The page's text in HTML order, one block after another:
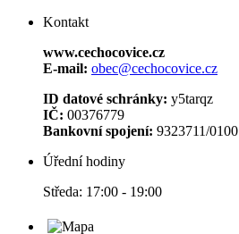
Kontakt
www.cechocovice.cz
E-mail: obec@cechocovice.cz
ID datové schránky: y5tarqz
IČ: 00376779
Bankovní spojení: 9323711/0100
Úřední hodiny
Středa: 17:00 - 19:00